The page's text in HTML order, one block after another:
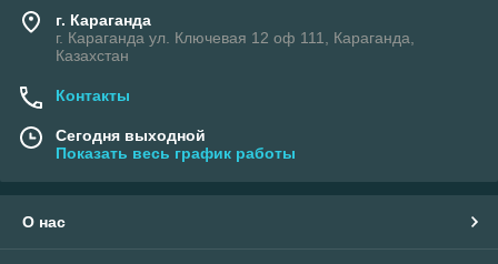
г. Караганда
г. Караганда ул. Ключевая 12 оф 111, Караганда,
Казахстан
Контакты
Сегодня выходной
Показать весь график работы
О нас